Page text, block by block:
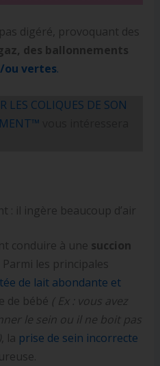
digéré, provoquant des
des ballonnements
ou vertes.
LES COLIQUES DE SON
: il ingère beaucoup d’air
conduire à une succion
Parmi les principales
de lait abondante et
de bébé ( Ex : vous avez
le sein ou il ne boit pas
, la prise de sein incorrecte